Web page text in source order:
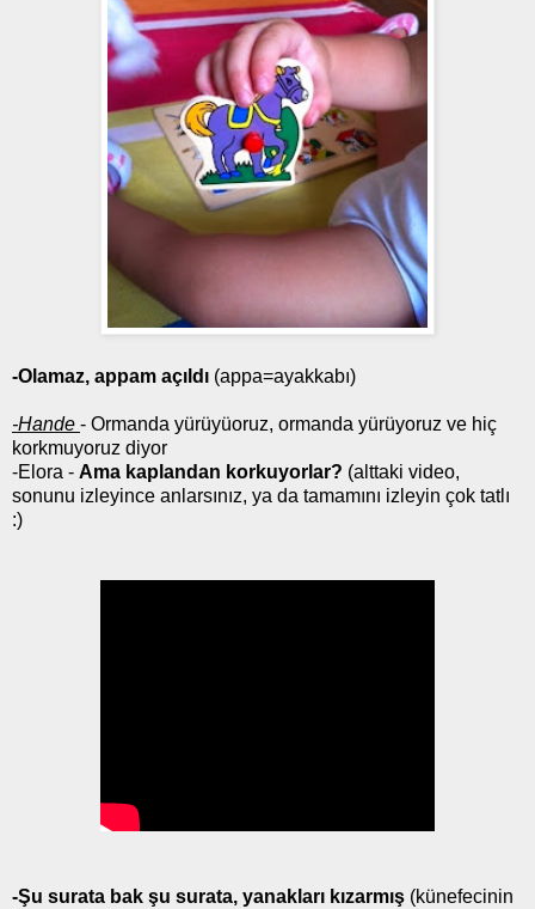
-Olamaz, appam açıldı (appa=ayakkabı)
-Hande - Ormanda yürüyüoruz, ormanda yürüyoruz ve hiç
korkmuyoruz diyor
-Elora - Ama kaplandan korkuyorlar? (alttaki video,
sonunu izleyince anlarsınız, ya da tamamını izleyin çok tatlı
:)
-Şu surata bak şu surata, yanakları kızarmış (künefecinin